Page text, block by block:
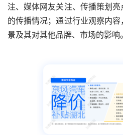
注、媒体网友关注、传播策划
的传播情况；通过行业观察内
景及其对其他品牌、市场的影响。